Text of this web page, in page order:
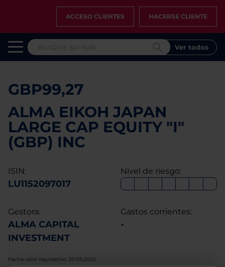
ACCESO CLIENTES HACERSE CLIENTE
Ver todos
GBP99,27
ALMA EIKOH JAPAN
LARGE CAP EQUITY "I"
(GBP) INC
ISIN:
LU1152097017
Nivel de riesgo:
Gestora:
ALMA CAPITAL
INVESTMENT
Gastos corrientes:
-
Fecha valor liquidativo: 20.06.2025